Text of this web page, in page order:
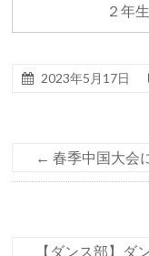
２年
2023年5月17日
← 春季中国大会
【ダンス部】ダ